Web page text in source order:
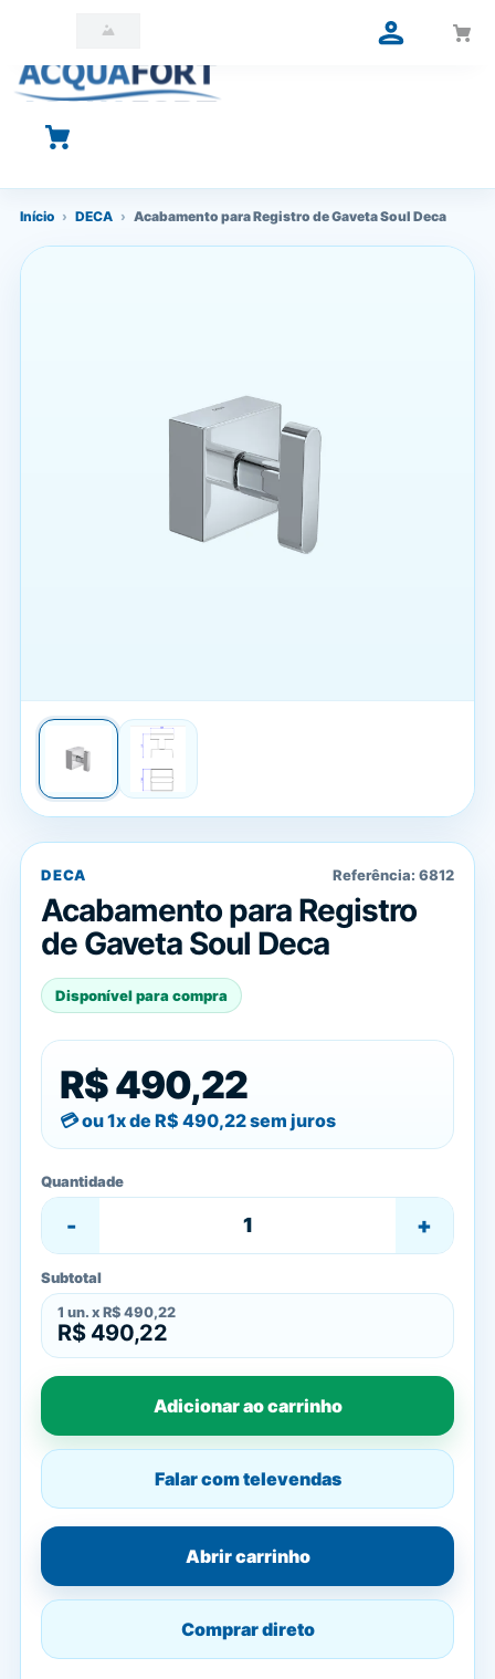
O que você está procurando?
Início › DECA › Acabamento para Registro de Gaveta Soul Deca
DECA Referência: 6812
Acabamento para Registro
de Gaveta Soul Deca
Disponível para compra
R$ 490,22
ou 1x de R$ 490,22sem juros
Quantidade
- +
Subtotal
1 un. x R$ 490,22
R$ 490,22
Adicionar ao carrinho
Falar com televendas
Abrir carrinho
Comprar direto